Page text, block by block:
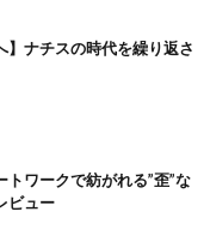
】ナチスの時代を繰り返さ
トワークで紡がれる”歪”な
ビュー